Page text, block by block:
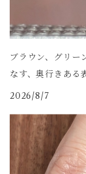
ブラウン、グリ
なす、奥行きある
2026/8/7